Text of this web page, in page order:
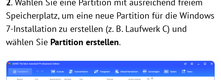
Speicherplatz, um eine neue Partition für die Windows
7-Installation zu erstellen (z. B. Laufwerk C) und
wählen Sie Partition erstellen.